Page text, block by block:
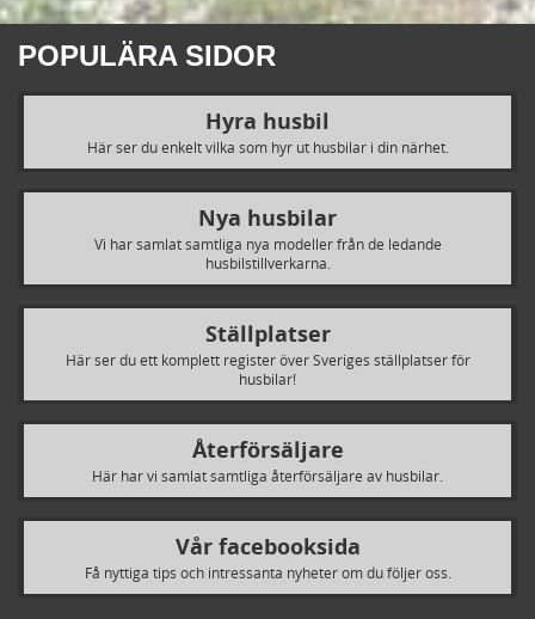
POPULÄRA SIDOR
Hyra husbil
Här ser du enkelt vilka som hyr ut husbilar i din närhet.
Nya husbilar
Vi har samlat samtliga nya modeller från de ledande
husbilstillverkarna.
Ställplatser
Här ser du ett komplett register över Sveriges ställplatser för
husbilar!
Återförsäljare
Här har vi samlat samtliga återförsäljare av husbilar.
Vår facebooksida
Få nyttiga tips och intressanta nyheter om du följer oss.